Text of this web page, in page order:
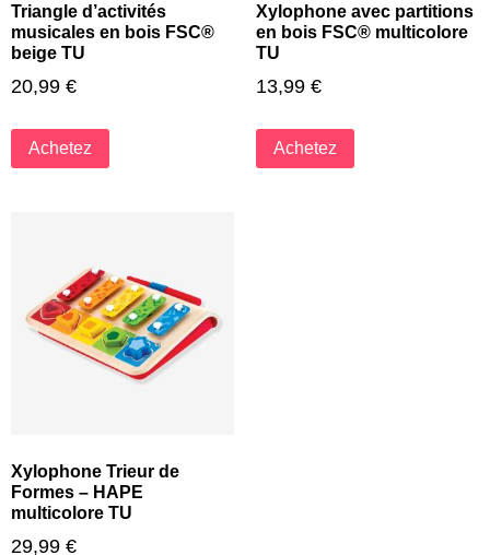
Triangle d’activités
musicales en bois FSC®
beige TU
20,99 €
Achetez
Xylophone avec partitions
en bois FSC® multicolore
TU
13,99 €
Achetez
Xylophone Trieur de
Formes – HAPE
multicolore TU
29,99 €